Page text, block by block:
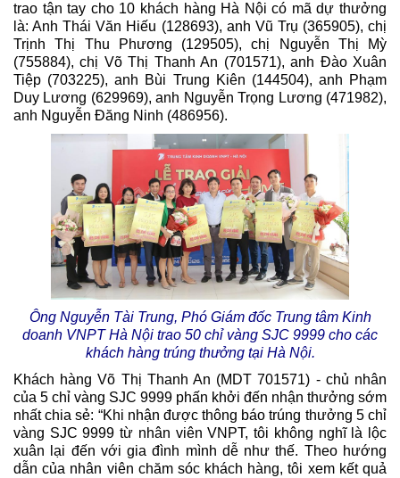
trao tận tay cho 10 khách hàng Hà Nội có mã dự thưởng
là: Anh Thái Văn Hiếu (128693), anh Vũ Trụ (365905), chị
Trịnh Thị Thu Phương (129505), chị Nguyễn Thị Mỳ
(755884), chị Võ Thị Thanh An (701571), anh Đào Xuân
Tiệp (703225), anh Bùi Trung Kiên (144504), anh Phạm
Duy Lương (629969), anh Nguyễn Trọng Lương (471982),
anh Nguyễn Đăng Ninh (486956).
Ông Nguyễn Tài Trung, Phó Giám đốc Trung tâm Kinh
doanh VNPT Hà Nội trao 50 chỉ vàng SJC 9999 cho các
khách hàng trúng thưởng tại Hà Nội.
Khách hàng Võ Thị Thanh An (MDT 701571) - chủ nhân
của 5 chỉ vàng SJC 9999 phấn khởi đến nhận thưởng sớm
nhất chia sẻ: “Khi nhận được thông báo trúng thưởng 5 chỉ
vàng SJC 9999 từ nhân viên VNPT, tôi không nghĩ là lộc
xuân lại đến với gia đình mình dễ như thế. Theo hướng
dẫn của nhân viên chăm sóc khách hàng, tôi xem kết quả